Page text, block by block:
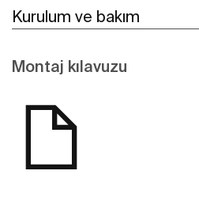
Kurulum ve bakım
Montaj kılavuzu